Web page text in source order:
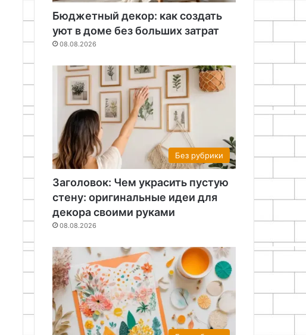
Бюджетный декор: как создать
уют в доме без больших затрат
08.08.2026
Без рубрики
Заголовок: Чем украсить пустую
стену: оригинальные идеи для
декора своими руками
08.08.2026